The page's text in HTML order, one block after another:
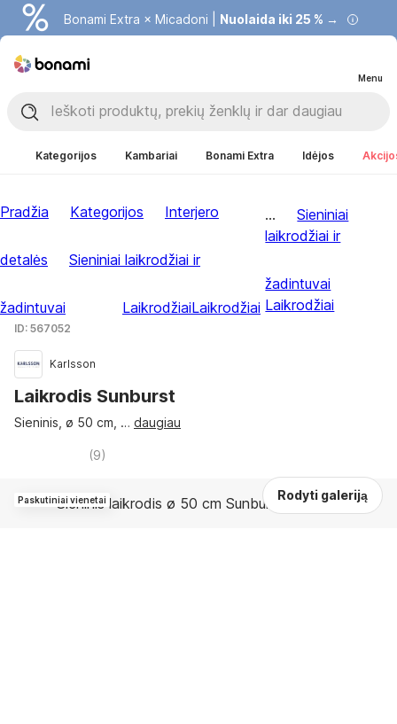
Bonami Extra × Micadoni | Nuolaida iki 25 % →
Menu
Kategorijos Kambariai Bonami Extra Idėjos
Pradžia Kategorijos Interjero
detalės Sieniniai laikrodžiai ir
žadintuvai LaikrodžiaiLaikrodžiai
...
Sieniniai
laikrodžiai ir
žadintuvai
Laikrodžiai
Rodyti galeriją
Paskutiniai vienetai
ID: 567052
Karlsson
Laikrodis Sunburst
Sieninis, ø 50 cm , … daugiau
(9)